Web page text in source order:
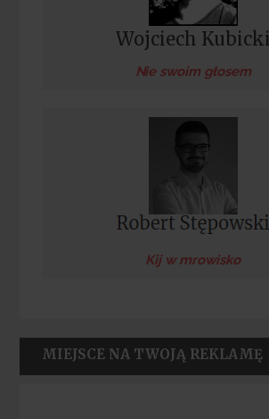
Wojciech Kubicki
Nie swoim głosem
Kij w mrowisko
MIEJSCE NA TWOJĄ REKLAMĘ